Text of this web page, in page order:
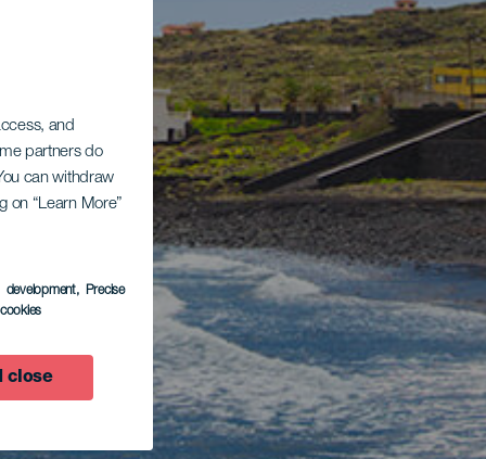
and
partners do
can withdraw
on “Learn More”
development, Precise
close